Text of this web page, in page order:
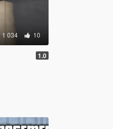
1 034 10
1.0